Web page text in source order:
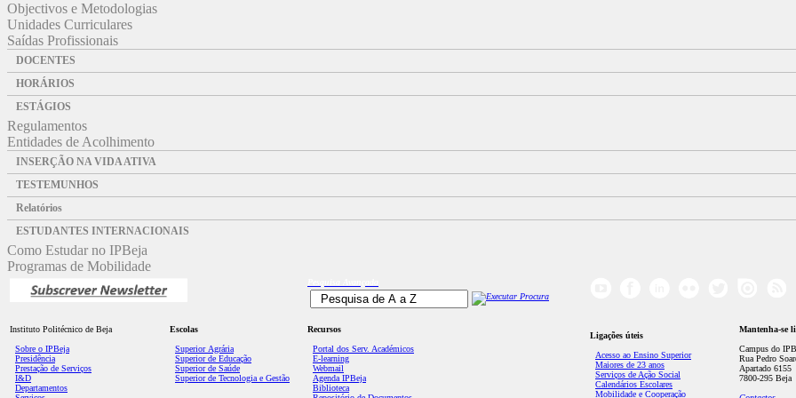
Objectivos e Metodologias
Unidades Curriculares
Saídas Profissionais
DOCENTES
HORÁRIOS
ESTÁGIOS
Regulamentos
Entidades de Acolhimento
INSERÇÃO NA VIDA ATIVA
TESTEMUNHOS
Relatórios
ESTUDANTES INTERNACIONAIS
Como Estudar no IPBeja
Programas de Mobilidade
Instituto Politécnico de Beja
Sobre o IPBeja
Presidência
Prestação de Serviços
I&D
Departamentos
Escolas
Superior Agrária
Superior de Educação
Superior de Saúde
Superior de Tecnologia e Gestão
Recursos
Portal dos Serv. Académicos
E-learning
Webmail
Agenda IPBeja
Biblioteca
Ligações úteis
Acesso ao Ensino Superior
Maiores de 23 anos
Serviços de Ação Social
Calendários Escolares
Mobilidade e Cooperação
Mantenha-se
Campus do
Rua Pedro
Apartado 6155
7800-295 Beja